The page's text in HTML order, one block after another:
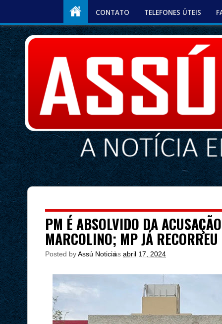
CONTATO TELEFONES ÚTEIS
PM É ABSOLVIDO DA
MARCOLINO; MP JÁ
Posted byAssú Noticia
às abril 17, 2024